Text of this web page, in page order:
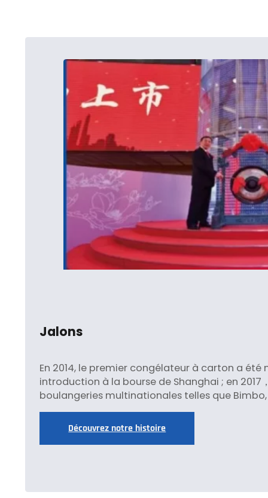
Jalons
En 2014, le premier congélateur à carton a
introduction à la bourse de Shanghai ; en
boulangeries multinationales telles que Bimbo,
Découvrez notre histoire